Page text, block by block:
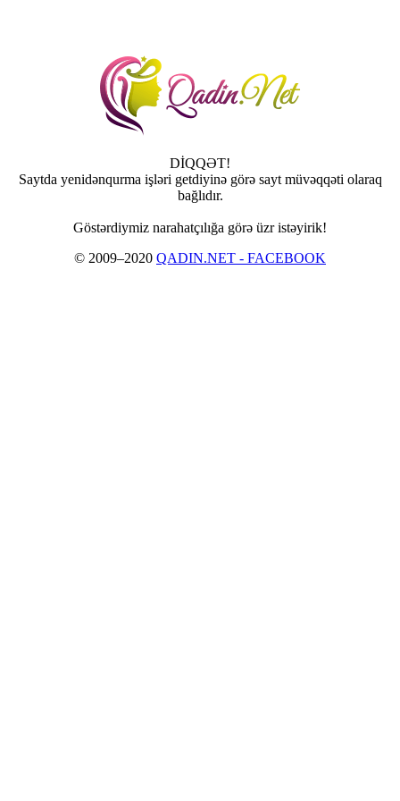
DİQQƏT!
Saytda yenidənqurma işləri getdiyinə görə sayt müvəqqəti olaraq
bağlıdır.
Göstərdiymiz narahatçılığa görə üzr istəyirik!
© 2009–2020 QADIN.NET - FACEBOOK